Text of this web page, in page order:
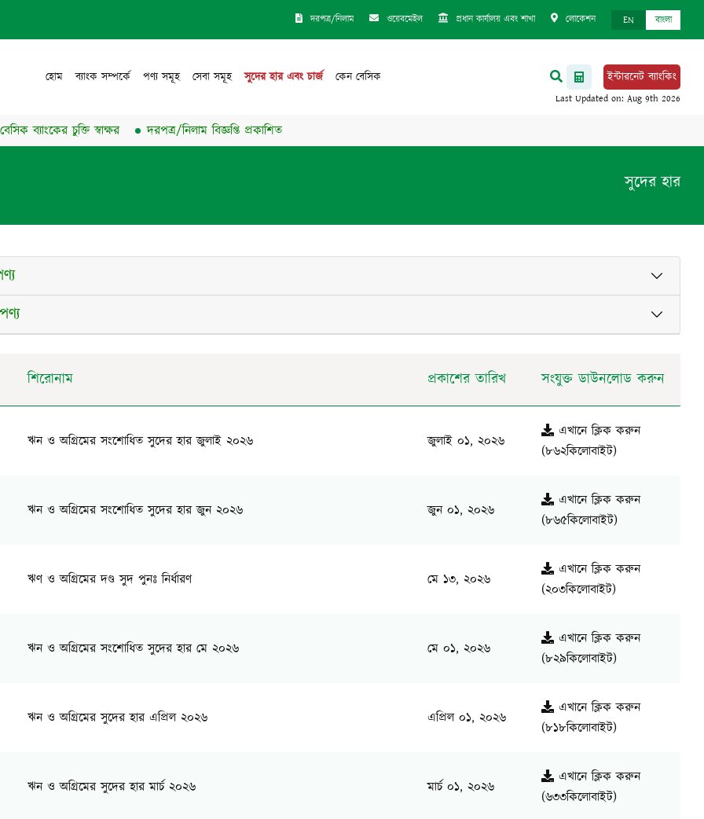
দরপত্র/নিলাম ওয়েবমেইল প্রধান কার্যালয় এবং শাখা লোকেশন EN বাংলা
হোম ব্যাংক সম্পর্কে পণ্য সমূহ সেবা সমূহ সুদের হার এবং চার্জ কেন বেসিক ইন্টারনেট ব্যাংকিং
চুক্তি স্বাক্ষর দরপত্র/নিলাম বিজ্ঞপ্তি প্রকাশিত
সুদের হার
শিরোনাম প্রকাশের তারিখ সংযুক্ত ডাউনলোড করুন
ঋন ও অগ্রিমের সংশোধিত সুদের হার জুলাই ২০২৬ জুলাই ০১, ২০২৬
এখানে ক্লিক করুন
(৮৬২কিলোবাইট)
ঋন ও অগ্রিমের সংশোধিত সুদের হার জুন ২০২৬ জুন ০১, ২০২৬
এখানে ক্লিক করুন
(৮৬৫কিলোবাইট)
ঋণ ও অগ্রিমের দণ্ড সুদ পুনঃ নির্ধারণ মে ১৩, ২০২৬
এখানে ক্লিক করুন
(২০৩কিলোবাইট)
ঋন ও অগ্রিমের সংশোধিত সুদের হার মে ২০২৬ মে ০১, ২০২৬
এখানে ক্লিক করুন
(৮২৯কিলোবাইট)
ঋন ও অগ্রিমের সুদের হার এপ্রিল ২০২৬ এপ্রিল ০১, ২০২৬
এখানে ক্লিক করুন
(৮১৮কিলোবাইট)
ঋন ও অগ্রিমের সুদের হার মার্চ ২০২৬ মার্চ ০১, ২০২৬
এখানে ক্লিক করুন
(৬৩৩কিলোবাইট)